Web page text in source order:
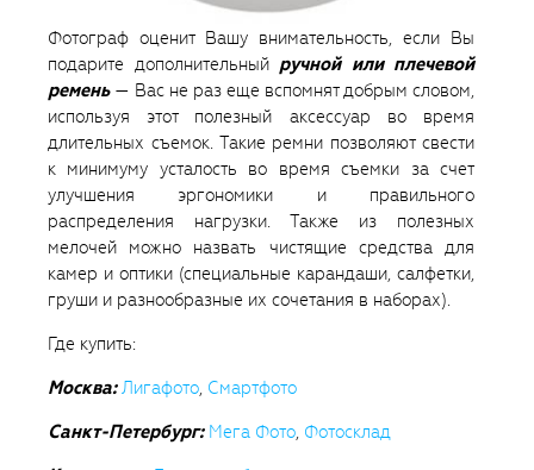
Фотограф оценит Вашу внимательность, если Вы
подарите дополнительный ручной или плечевой
ремень— Вас не раз еще вспомнят добрым словом,
используя этот полезный аксессуар во время
длительных съемок. Такие ремни позволяют свести
к минимуму усталость во время съемки за счет
улучшения эргономики и правильного
распределения нагрузки. Также из полезных
мелочей можно назвать чистящие средства для
камер и оптики (специальные карандаши, салфетки,
груши и разнообразные их сочетания в наборах).
Где купить:
Москва: Лигафото, Смартфото
Санкт-Петербург: Мега Фото, Фотосклад